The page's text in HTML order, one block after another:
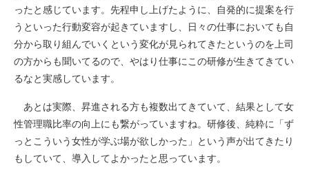
ったと感じています。先程申し上げたように、自発的に提案を行
うといった行動変容が起きていますし、日々の仕事においても自
分から取り組んでいくという変化が見られてきたというのを上司
の方からも聞いてるので、やはり仕事にこの研修が生きてきてい
るなと実感しています。
あとは実際、昇進される方も複数出てきていて、結果として女
性管理職比率の向上にも繋がっていますね。研修後、純粋に「ず
っとこういう女性が学ぶ場が欲しかった」という声が出てきたり
もしていて、導入してよかったと思っています。